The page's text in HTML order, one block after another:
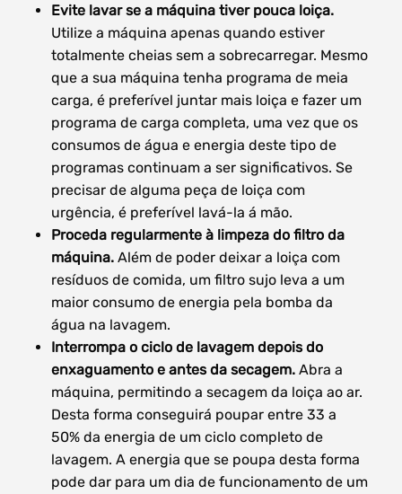
Evite lavar se a máquina tiver pouca loiça.
Utilize a máquina apenas quando estiver
totalmente cheias sem a sobrecarregar. Mesmo
que a sua máquina tenha programa de meia
carga, é preferível juntar mais loiça e fazer um
programa de carga completa, uma vez que os
consumos de água e energia deste tipo de
programas continuam a ser significativos. Se
precisar de alguma peça de loiça com
urgência, é preferível lavá-la á mão.
Proceda regularmente à limpeza do filtro da
máquina. Além de poder deixar a loiça com
resíduos de comida, um filtro sujo leva a um
maior consumo de energia pela bomba da
água na lavagem.
Interrompa o ciclo de lavagem depois do
enxaguamento e antes da secagem. Abra a
máquina, permitindo a secagem da loiça ao ar.
Desta forma conseguirá poupar entre 33 a
50% da energia de um ciclo completo de
lavagem. A energia que se poupa desta forma
pode dar para um dia de funcionamento de um